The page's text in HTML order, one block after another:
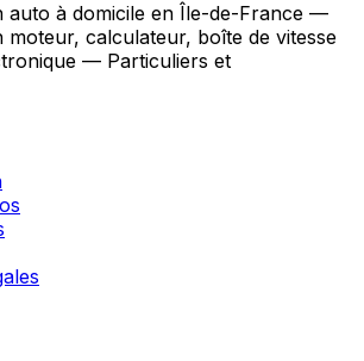
auto à domicile en Île-de-France —
moteur, calculateur, boîte de vitesse
— Particuliers et